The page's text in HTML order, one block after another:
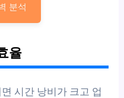
분석
율
시간 낭비가 크고 업